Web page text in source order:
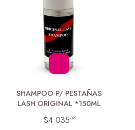
SHAMPOO P/ PESTAÑAS
LASH ORIGINAL *150ML
$4.03553